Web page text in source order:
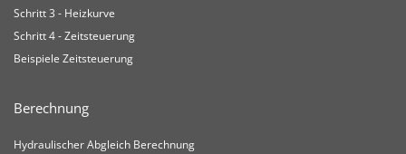
Schritt 3 - Heizkurve
Schritt 4 - Zeitsteuerung
Beispiele Zeitsteuerung
Berechnung
Hydraulischer Abgleich Berechnung